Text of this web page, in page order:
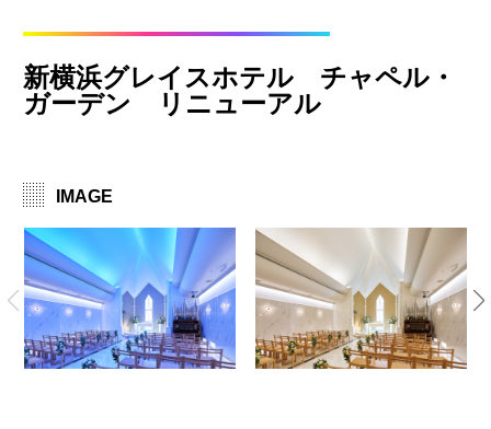
新横浜グレイスホテル チャペル・
ガーデン リニューアル
IMAGE